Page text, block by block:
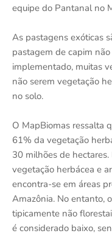
equipe do Pantanal no
As pastagens exóticas
pastagem de capim
implementado, muitas
não serem vegetação
no solo.
O MapBiomas ressalta
61% da vegetação
30 milhões de
vegetação herbácea e
encontra-se em áreas
Amazônia. No entanto,
tipicamente não
é considerado baixo,